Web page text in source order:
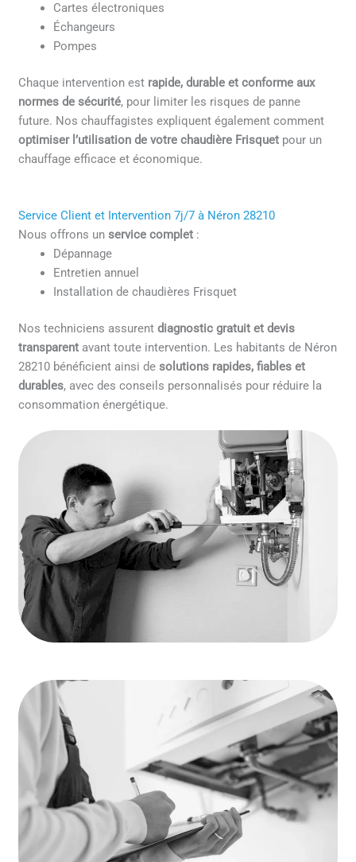
Cartes électroniques
Échangeurs
Pompes
Chaque intervention est rapide, durable et conforme aux
normes de sécurité, pour limiter les risques de panne
future. Nos chauffagistes expliquent également comment
optimiser l’utilisation de votre chaudière Frisquet pour un
chauffage efficace et économique.
Service Client et Intervention 7j/7 à Néron 28210
Nous offrons unservice complet :
Dépannage
Entretien annuel
Installation de chaudières Frisquet
Nos techniciens assurentdiagnostic gratuit et devis
transparent avant toute intervention. Les habitants de Néron
28210 bénéficient ainsi desolutions rapides, fiables et
durables, avec des conseils personnalisés pour réduire la
consommation énergétique.